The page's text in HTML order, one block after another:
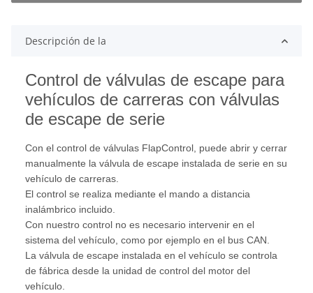
Descripción de la
Control de válvulas de escape para
vehículos de carreras con válvulas
de escape de serie
Con el control de válvulas FlapControl, puede abrir y cerrar
manualmente la válvula de escape instalada de serie en su
vehículo de carreras.
El control se realiza mediante el mando a distancia
inalámbrico incluido.
Con nuestro control no es necesario intervenir en el
sistema del vehículo, como por ejemplo en el bus CAN.
La válvula de escape instalada en el vehículo se controla
de fábrica desde la unidad de control del motor del
vehículo.